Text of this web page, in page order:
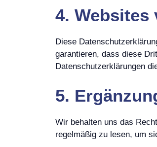
4.
Diese
garantieren, dass diese
Datenschutzerklärungen
5.
Wir behalten uns das
regelmäßig zu lesen, um